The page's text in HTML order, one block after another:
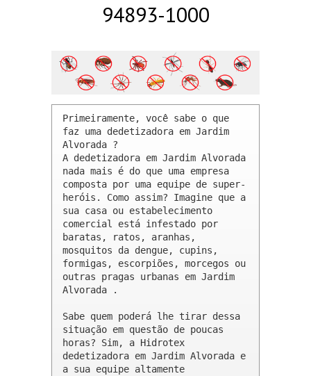
94893-1000
Primeiramente, você sabe o que
faz uma dedetizadora em Jardim
Alvorada ?
A dedetizadora em Jardim Alvorada
nada mais é do que uma empresa
composta por uma equipe de super-
heróis. Como assim? Imagine que a
sua casa ou estabelecimento
comercial está infestado por
baratas, ratos, aranhas,
mosquitos da dengue, cupins,
formigas, escorpiões, morcegos ou
outras pragas urbanas em Jardim
Alvorada .
Sabe quem poderá lhe tirar dessa
situação em questão de poucas
horas? Sim, a Hidrotex
dedetizadora em Jardim Alvorada e
a sua equipe altamente